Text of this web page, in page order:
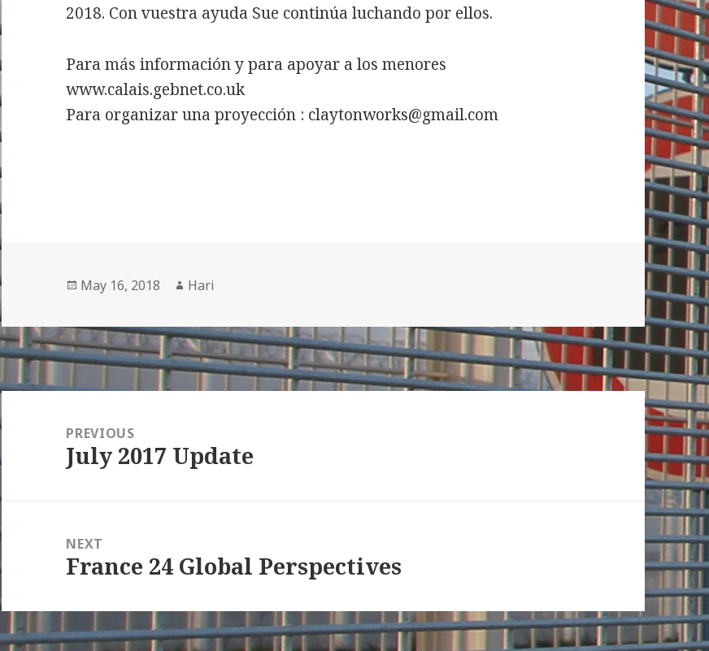
2018. Con vuestra ayuda Sue continúa luchando por ellos.
Para más información y para apoyar a los menores
www.calais.gebnet.co.uk
Para organizar una proyección : claytonworks@gmail.com
Posted
May 16, 2018 Author
Hari
navigationPREVIOUS
Previous
July 2017 Update
NEXT
Next
France 24 Global Perspectives